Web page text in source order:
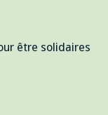
être solidaires